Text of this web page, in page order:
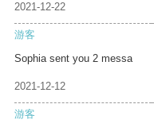
2021-12-22
游客
Sophia sent you 2 messa
2021-12-12
游客